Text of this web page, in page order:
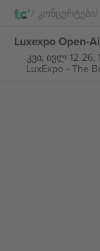
Კონცერტები
Luxexpo Open-
კვი, ივლ 12 26,
LuxExpo - The